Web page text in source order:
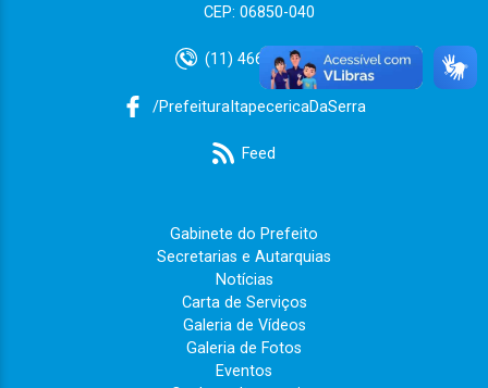
CEP: 06850-040
(11) 4668-9000
/PrefeituraItapecericaDaSerra
Feed
Gabinete do Prefeito
Secretarias e Autarquias
Notícias
Carta de Serviços
Galeria de Vídeos
Galeria de Fotos
Eventos